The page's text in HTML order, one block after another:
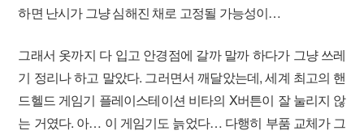
하면 난시가 그냥 심해진 채로 고정될 가능성이…
그래서 옷까지 다 입고 안경점에 갈까 말까 하다가 그냥 쓰레
기 정리나 하고 말았다. 그러면서 깨달았는데, 세계 최고의 핸
드헬드 게임기 플레이스테이션 비타의 X버튼이 잘 눌리지 않
는 거였다. 아… 이 게임기도 늙었다… 다행히 부품 교체가 그